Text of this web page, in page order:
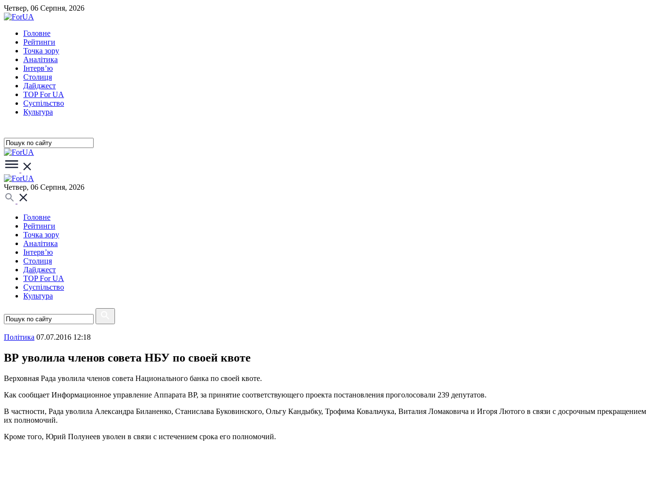
Четвер, 06 Серпня, 2026
Головне
Рейтинги
Точка зору
Аналітика
Інтерв’ю
Столиця
Дайджест
TOP For UA
Суспiльство
Культура
Четвер, 06 Серпня, 2026
Головне
Рейтинги
Точка зору
Аналітика
Інтерв’ю
Столиця
Дайджест
TOP For UA
Суспiльство
Культура
Полiтика 07.07.2016 12:18
ВР уволила членов совета НБУ по своей квоте
Верховная Рада уволила членов совета Национального банка по своей квоте.
Как сообщает Информационное управление Аппарата ВР, за принятие соответствующего проекта постановления проголосовали 239 депутатов.
В частности, Рада уволила Александра Биланенко, Станислава Буковинского, Ольгу Кандыбку, Трофима Ковальчука, Виталия Ломаковича и Игоря Лютого в связи с досрочным прекращением
их полномочий.
Кроме того, Юрий Полунеев уволен в связи с истечением срока его полномочий.